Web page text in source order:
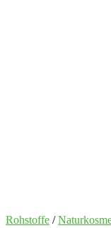
Rohstoffe /